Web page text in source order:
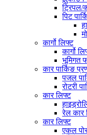
ट्रिपल/
पिट
कार्गो लिफ्ट
कार्गो
भूमिगत
कार पार्किङ
पजल
रोटरी
कार लिफ्ट
रेल कार
कार लिफ्ट
एकल